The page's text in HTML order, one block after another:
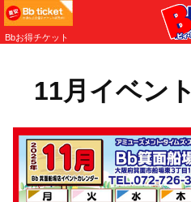
子供から大人まで遊
11月イベン
Bbお得チケット